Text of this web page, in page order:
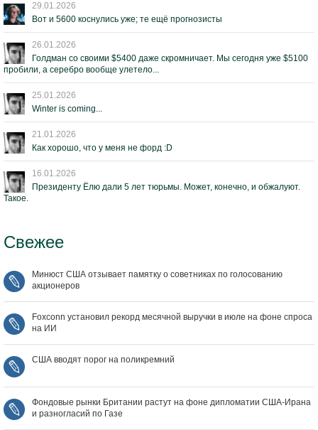
29.01.2026
Вот и 5600 коснулись уже; те ещё прогнозисты
26.01.2026
Голдман со своими $5400 даже скромничает. Мы сегодня уже $5100
пробили, а серебро вообще улетело...
25.01.2026
Winter is coming...
21.01.2026
Как хорошо, что у меня не форд :D
16.01.2026
Президенту Ёлю дали 5 лет тюрьмы. Может, конечно, и обжалуют.
Такое.
Свежее
Минюст США отзывает памятку о советниках по голосованию
акционеров
Foxconn установил рекорд месячной выручки в июле на фоне спроса
на ИИ
США вводят порог на поликремний
Фондовые рынки Британии растут на фоне дипломатии США‑Ирана
и разногласий по Газе